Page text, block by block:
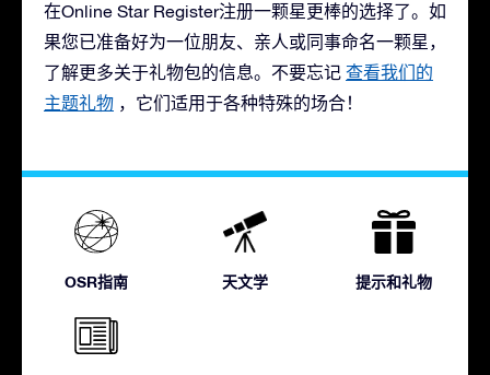
在Online Star Register注册一颗星更棒的选择了。如
果您已准备好为一位朋友、亲人或同事命名一颗星，
了解更多关于礼物包的信息。不要忘记 查看我们的
主题礼物 ，它们适用于各种特殊的场合！
OSR指南 天文学 提示和礼物